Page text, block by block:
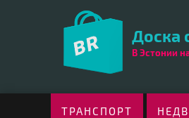
Доска
В Эстонии
ТРАНСПОРТ